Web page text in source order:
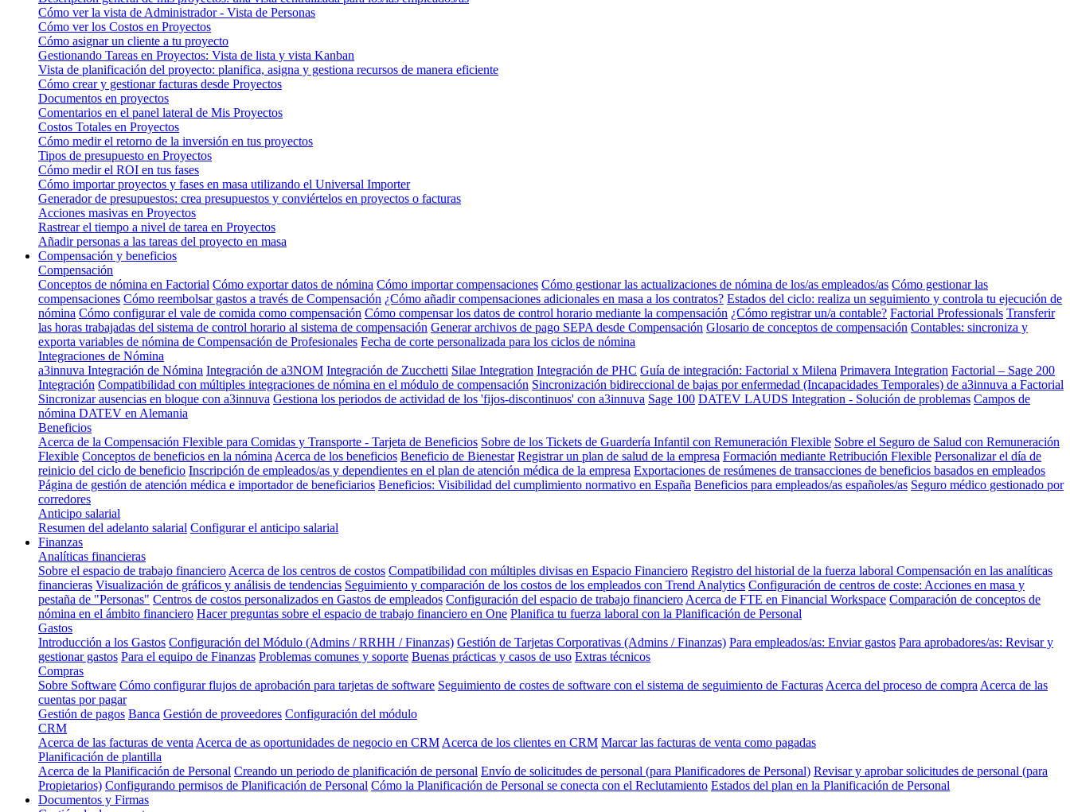
Cómo ver la vista de Administrador - Vista de Personas
Cómo ver los Costos en Proyectos
Cómo asignar un cliente a tu proyecto
Gestionando Tareas en Proyectos: Vista de lista y vista Kanban
Vista de planificación del proyecto: planifica, asigna y gestiona recursos de manera eficiente
Cómo crear y gestionar facturas desde Proyectos
Documentos en proyectos
Comentarios en el panel lateral de Mis Proyectos
Costos Totales en Proyectos
Cómo medir el retorno de la inversión en tus proyectos
Tipos de presupuesto en Proyectos
Cómo medir el ROI en tus fases
Cómo importar proyectos y fases en masa utilizando el Universal Importer
Generador de presupuestos: crea presupuestos y conviértelos en proyectos o facturas
Acciones masivas en Proyectos
Rastrear el tiempo a nivel de tarea en Proyectos
Añadir personas a las tareas del proyecto en masa
Compensación y beneficios
Compensación
Conceptos de nómina en Factorial Cómo exportar datos de nómina Cómo importar compensaciones Cómo gestionar las actualizaciones de nómina de los/as empleados/as Cómo gestionar las
compensaciones Cómo reembolsar gastos a través de Compensación ¿Cómo añadir compensaciones adicionales en masa a los contratos? Estados del ciclo: realiza un seguimiento y controla tu ejecución de
nómina Cómo configurar el vale de comida como compensación Cómo compensar los datos de control horario mediante la compensación ¿Cómo registrar un/a contable? Factorial Professionals Transferir
las horas trabajadas del sistema de control horario al sistema de compensación Generar archivos de pago SEPA desde Compensación Glosario de conceptos de compensación Contables: sincroniza y
exporta variables de nómina de Compensación de Profesionales Fecha de corte personalizada para los ciclos de nómina
Integraciones de Nómina
a3innuva Integración de Nómina Integración de a3NOM Integración de Zucchetti Silae Integration Integración de PHC Guía de integración: Factorial x Milena Primavera Integration Factorial – Sage 200
Integración Compatibilidad con múltiples integraciones de nómina en el módulo de compensación Sincronización bidireccional de bajas por enfermedad (Incapacidades Temporales) de a3innuva a Factorial
Sincronizar ausencias en bloque con a3innuva Gestiona los periodos de actividad de los 'fijos-discontinuos' con a3innuva Sage 100 DATEV LAUDS Integration - Solución de problemas Campos de
nómina DATEV en Alemania
Beneficios
Acerca de la Compensación Flexible para Comidas y Transporte - Tarjeta de Beneficios Sobre de los Tickets de Guardería Infantil con Remuneración Flexible Sobre el Seguro de Salud con Remuneración
Flexible Conceptos de beneficios en la nómina Acerca de los beneficios Beneficio de Bienestar Registrar un plan de salud de la empresa Formación mediante Retribución Flexible Personalizar el día de
reinicio del ciclo de beneficio Inscripción de empleados/as y dependientes en el plan de atención médica de la empresa Exportaciones de resúmenes de transacciones de beneficios basados en empleados
Página de gestión de atención médica e importador de beneficiarios Beneficios: Visibilidad del cumplimiento normativo en España Beneficios para empleados/as españoles/as Seguro médico gestionado por
corredores
Anticipo salarial
Resumen del adelanto salarial Configurar el anticipo salarial
Finanzas
Analíticas financieras
Sobre el espacio de trabajo financiero Acerca de los centros de costos Compatibilidad con múltiples divisas en Espacio Financiero Registro del historial de la fuerza laboral Compensación en las analíticas
financieras Visualización de gráficos y análisis de tendencias Seguimiento y comparación de los costos de los empleados con Trend Analytics Configuración de centros de coste: Acciones en masa y
pestaña de "Personas" Centros de costos personalizados en Gastos de empleados Configuración del espacio de trabajo financiero Acerca de FTE en Financial Workspace Comparación de conceptos de
nómina en el ámbito financiero Hacer preguntas sobre el espacio de trabajo financiero en One Planifica tu fuerza laboral con la Planificación de Personal
Gastos
Introducción a los Gastos Configuración del Módulo (Admins / RRHH / Finanzas) Gestión de Tarjetas Corporativas (Admins / Finanzas) Para empleados/as: Enviar gastos Para aprobadores/as: Revisar y
gestionar gastos Para el equipo de Finanzas Problemas comunes y soporte Buenas prácticas y casos de uso Extras técnicos
Compras
Sobre Software Cómo configurar flujos de aprobación para tarjetas de software Seguimiento de costes de software con el sistema de seguimiento de Facturas Acerca del proceso de compra Acerca de las
cuentas por pagar
Gestión de pagos Banca Gestión de proveedores Configuración del módulo
CRM
Acerca de las facturas de venta Acerca de as oportunidades de negocio en CRM Acerca de los clientes en CRM Marcar las facturas de venta como pagadas
Planificación de plantilla
Acerca de la Planificación de Personal Creando un periodo de planificación de personal Envío de solicitudes de personal (para Planificadores de Personal) Revisar y aprobar solicitudes de personal (para
Propietarios) Configurando permisos de Planificación de Personal Cómo la Planificación de Personal se conecta con el Reclutamiento Estados del plan en la Planificación de Personal
Documentos y Firmas